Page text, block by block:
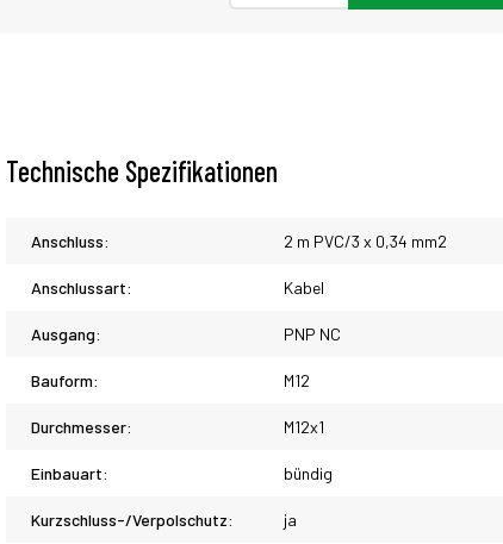
Technische Spezifikationen
Anschluss: 2 m PVC/3 x 0,34 mm2
Anschlussart: Kabel
Ausgang: PNP NC
Bauform: M12
Durchmesser: M12x1
Einbauart: bündig
Kurzschluss-/Verpolschutz: ja